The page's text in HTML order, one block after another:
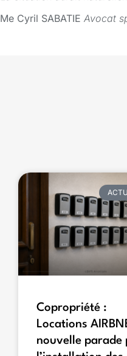
Me Cyril SABATIE Avocat
Copropriété :
Locations
nouvelle parade